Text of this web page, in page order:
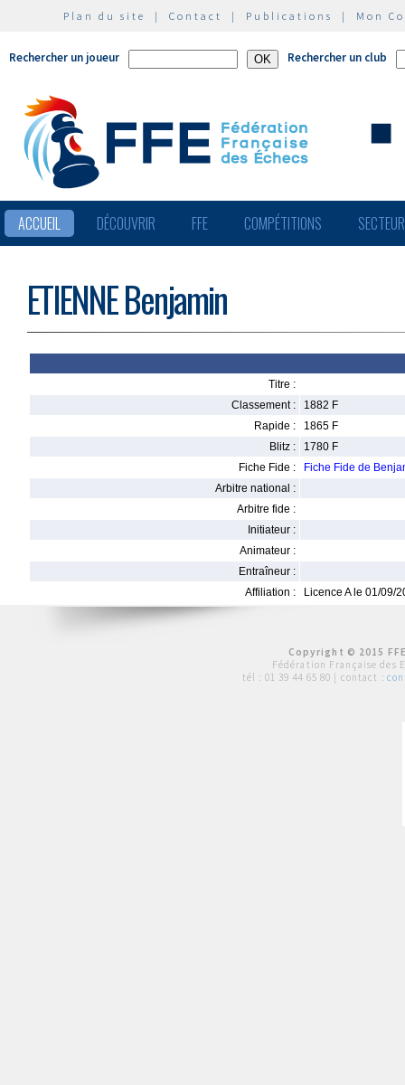
Plan du site | Contact | Publications | Mon
Rechercher un joueur Rechercher un club
ACCUEIL DÉCOUVRIR FFE COMPÉTITIONS
ETIENNE Benjamin
Titre :
Classement :
1882 F
Rapide :
1865 F
Blitz :
1780 F
Fiche Fide :
Fiche Fide de
Arbitre national :
Arbitre fide :
Initiateur :
Animateur :
Entraîneur :
Affiliation :
Licence A le 01/09/
Copyright © 2015
Fédération Française des
tél : 01 39 44 65 80 | contact :